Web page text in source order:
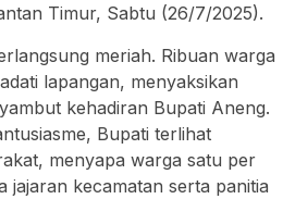
Timur, Sabtu (26/7/2025).
meriah. Ribuan warga
lapangan, menyaksikan
kehadiran Bupati Aneng.
Bupati terlihat
menyapa warga satu per
jajaran kecamatan serta panitia